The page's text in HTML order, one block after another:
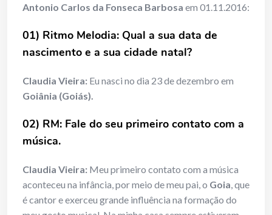
Antonio Carlos da Fonseca Barbosa em 01.11.2016:
01) Ritmo Melodia: Qual a sua data de
nascimento e a sua cidade natal?
Claudia Vieira: Eu nasci no dia 23 de dezembro em
Goiânia (Goiás).
02) RM: Fale do seu primeiro contato com a
música.
Claudia Vieira: Meu primeiro contato com a música
aconteceu na infância, por meio de meu pai, o Goia, que
é cantor e exerceu grande influência na formação do